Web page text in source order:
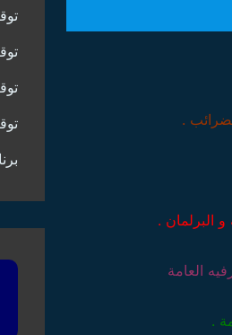
.
و البرلمان .
العامة
.